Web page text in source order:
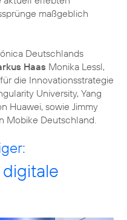
maßgeblich
Deutschlands
Haas Monika Lessl,
die Innovationsstrategie
University, Yang
Huawei, sowie Jimmy
Mobike Deutschland.